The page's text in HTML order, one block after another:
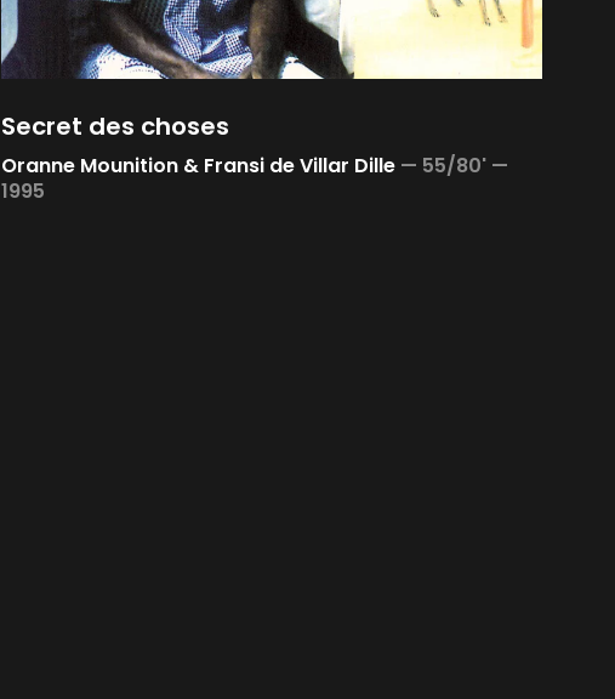
Secret des choses
Oranne Mounition & Fransi de Villar Dille — 55/80' —
1995